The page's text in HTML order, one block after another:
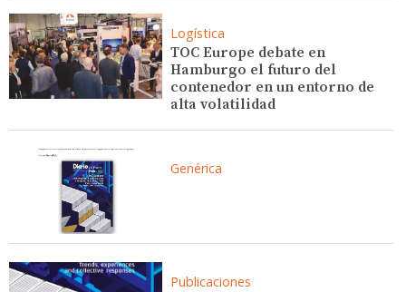
Logística
TOC Europe debate en
Hamburgo el futuro del
contenedor en un entorno de
alta volatilidad
Genérica
Publicaciones